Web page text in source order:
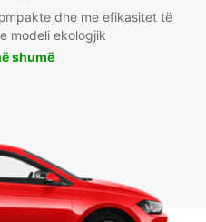
dhe me efikasitet të
modeli ekologjik
shumë